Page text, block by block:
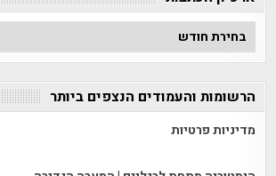
ארכיון
הכתבות
הרשומות והעמודים הנצפים ביותר
מדיניות פרטיות